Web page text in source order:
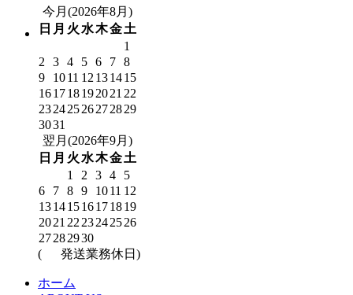
今月(2026年8月)
日 月 火 水木金土
1
2
3 4 5 6 7 8
9
1011 12 131415
161718192021 22
23242526272829
3031
翌月(2026年9月)
日 月 火 水木金土
1
2 3 4
5
6
7 8 9 1011 12
13141516171819
2021 22 23242526
27282930
(
発送業務休日)
ホーム